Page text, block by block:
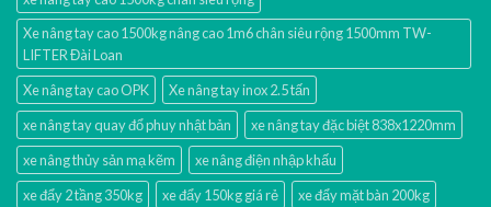
Xe nâng tay cao 1500kg nâng cao 1m6 chân siêu rộng 1500mm TW-
LIFTER Đài Loan
Xe nâng tay cao OPK
Xe nâng tay inox 2.5 tấn
xe nâng tay quay đổ phuy nhật bản
xe nâng tay đặc biệt 838x1220mm
xe nâng thủy sản mạ kẽm
xe nâng điện nhập khấu
xe đẩy 2 tầng 350kg
xe đẩy 150kg giá rẻ
xe đẩy mặt bàn 200kg